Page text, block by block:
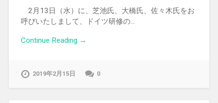
2月13日（水）に、芝池氏、大橋氏、佐々木氏をお
呼びいたしまして、ドイツ研修の…
Continue Reading →
2019年2月15日 0